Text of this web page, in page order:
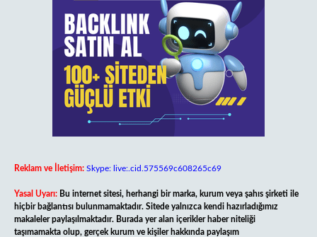
Reklam ve İletişim: Skype: live:.cid.575569c608265c69
Yasal Uyarı: Bu internet sitesi, herhangi bir marka, kurum veya şahıs şirketi ile
hiçbir bağlantısı bulunmamaktadır. Sitede yalnızca kendi hazırladığımız
makaleler paylaşılmaktadır. Burada yer alan içerikler haber niteliği
taşımamakta olup, gerçek kurum ve kişiler hakkında paylaşım